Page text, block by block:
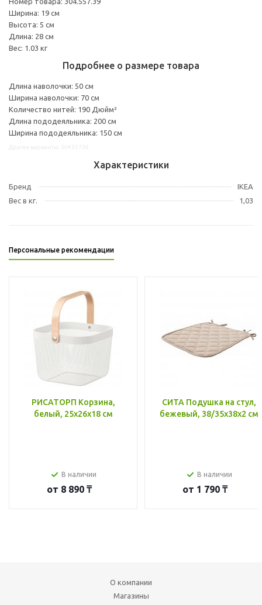
Ширина: 19 см
Высота: 5 см
Длина: 28 см
Вес: 1.03 кг
Подробнее о размере товара
Длина наволочки: 50 см
Ширина наволочки: 70 см
Количество нитей: 190 Дюйм²
Длина пододеяльника: 200 см
Ширина пододеяльника: 150 см
Характеристики
Бренд
IKEA
Вес в кг.
1,03
Персональные рекомендации
РИСАТОРП Корзина,
белый, 25x26x18 см
В наличии
от 8 890 ₸
СИТА Подушка на стул,
бежевый, 38/35x38x2 см
В наличии
от 1 790 ₸
О компании
Магазины